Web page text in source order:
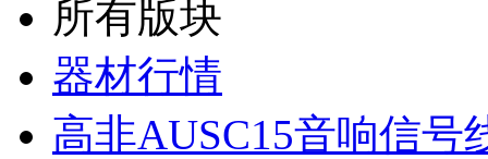
所有版块
器材行情
高非AUSC15音响信号